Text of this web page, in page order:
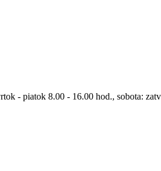
- piatok 8.00 - 16.00 hod., sobota: